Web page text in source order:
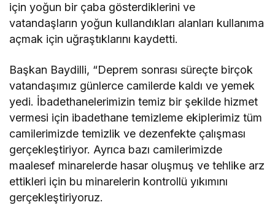
için yoğun bir çaba gösterdiklerini ve
vatandaşların yoğun kullandıkları alanları kullanıma
açmak için uğraştıklarını kaydetti.
Başkan Baydilli, “Deprem sonrası süreçte birçok
vatandaşımız günlerce camilerde kaldı ve yemek
yedi. İbadethanelerimizin temiz bir şekilde hizmet
vermesi için ibadethane temizleme ekiplerimiz tüm
camilerimizde temizlik ve dezenfekte çalışması
gerçekleştiriyor. Ayrıca bazı camilerimizde
maalesef minarelerde hasar oluşmuş ve tehlike arz
ettikleri için bu minarelerin kontrollü yıkımını
gerçekleştiriyoruz.